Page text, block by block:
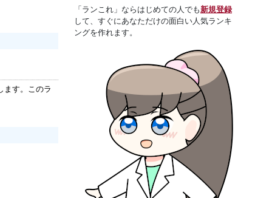
ます。このラ
「ランこれ」ならはじめての人でも新規登録
して、すぐにあなただけの面白い人気ランキ
ングを作れます。